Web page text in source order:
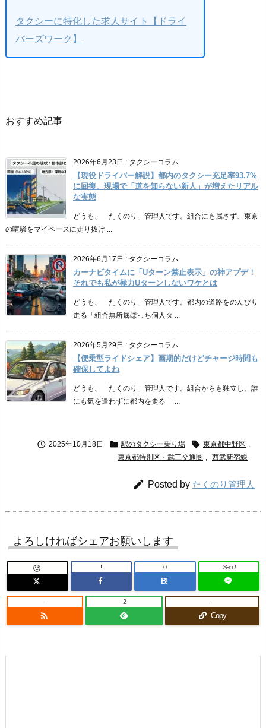
タクシーに特化した求人サイト【ドライ
バーズワーク】
おすすめ記事
2026年6月23日 : タクシーコラム
【現役ドライバー解説】都内のタクシー充足率93.7%
に回復。現場で「道を知らない新人」が増えたリアル
な実態
どうも、「たくのり」管理人です。組合にも属さず、東京
の喧騒をマイペースに走り抜け ...
2026年6月17日 : タクシーコラム
カーナビタイムに「Uターン禁止表示」の神アプデ！
それでも私が極力Uターンしないワケとは
どうも、「たくのり」管理人です。都内の道路をのんびり
走る「組合無所属ぼっち個人タ ...
2026年5月29日 : タクシーコラム
【便乗型ライドシェア】画期的だけどチャージ時間も
確保してよね
どうも、「たくのり」管理人です。組合からも独立し、誰
にも気を遣わずに都内を走る「 ...
 2025年10月18日  駅のタクシー乗り場  東京都中野区
東京都特別区・武三交通圏
西武新宿線
 Posted by たくのり管理人
よろしければシェアお願いします
 !
B!
0 Send

- 2
Copy
-